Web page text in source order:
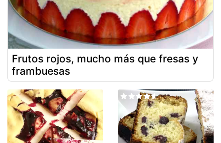
Frutos rojos, mucho más que fresas y
frambuesas